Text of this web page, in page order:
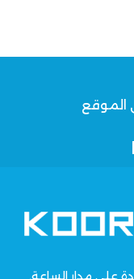
الموقع
على مدار الساعة,